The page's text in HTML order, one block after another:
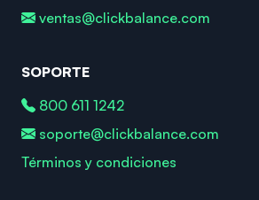
ventas@clickbalance.com
SOPORTE
800 611 1242
soporte@clickbalance.com
Términos y condiciones